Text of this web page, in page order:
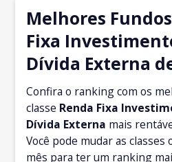
Melhores
Fixa
Dívida Externa
Confira o ranking com os
classe Renda Fixa
Dívida Externa mais
Você pode mudar as classes
mês para ter um ranking